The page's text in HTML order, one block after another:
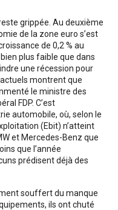
grippée. Au deuxième
de la zone euro s’est
de 0,2 % au
plus faible que dans
une récession pour
actuels montrent que
le ministre des
FDP. C’est
automobile, où, selon le
(Ebit) n’atteint
et Mercedes-Benz que
que l’année
prédisent déjà des
souffert du manque
ils ont chuté